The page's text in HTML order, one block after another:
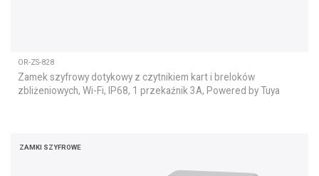
OR-ZS-828
Zamek szyfrowy dotykowy z czytnikiem kart i breloków
zbliżeniowych, Wi-Fi, IP68, 1 przekaźnik 3A, Powered by Tuya
ZAMKI SZYFROWE